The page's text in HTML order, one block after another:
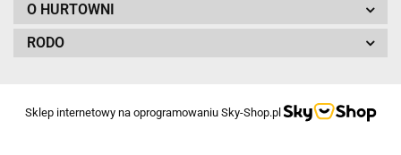
O HURTOWNI
RODO
Sklep internetowy na oprogramowaniu Sky-Shop.pl